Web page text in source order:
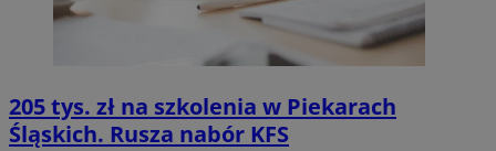
205 tys. zł na szkolenia w Piekarach
Śląskich. Rusza nabór KFS